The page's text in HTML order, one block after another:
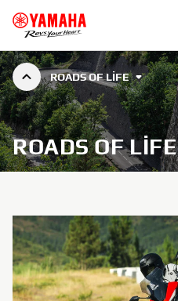
ROADS OF LIFE
ROADS OF LIFE